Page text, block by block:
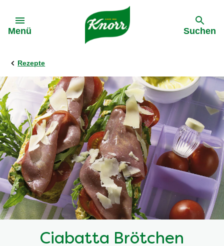
Menü Suchen
Rezepte
Ciabatta Brötchen